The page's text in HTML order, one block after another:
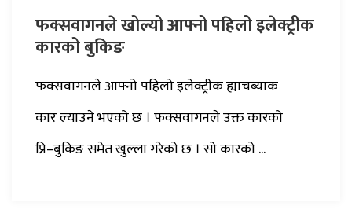
फक्सवागनले खोल्यो आफ्नो पहिलो इलेक्ट्रीक
कारको बुकिङ
फक्सवागनले आफ्नो पहिलो इलेक्ट्रीक ह्याचब्याक
कार ल्याउने भएको छ । फक्सवागनले उक्त कारको
प्रि–बुकिङ समेत खुल्ला गरेको छ । सो कारको ...